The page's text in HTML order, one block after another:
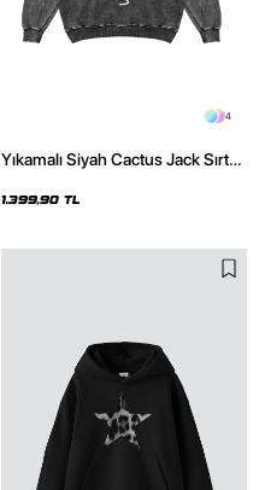
4
Yıkamalı Siyah Cactus Jack Sırt
1.399,90 TL